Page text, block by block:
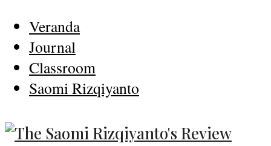
Veranda
Journal
Classroom
Saomi Rizqiyanto